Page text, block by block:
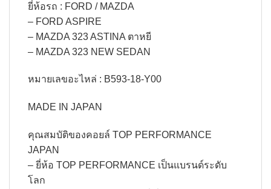
ยี่ห้อรถ : FORD / MAZDA
– FORD ASPIRE
– MAZDA 323 ASTINA ตาหยี
– MAZDA 323 NEW SEDAN
หมายเลขอะไหล่ : B593-18-Y00
MADE IN JAPAN
คุณสมบัติของคอยล์ TOP PERFORMANCE
JAPAN
– ยี่ห้อ TOP PERFORMANCE เป็นแบรนด์ระดับ
โลก